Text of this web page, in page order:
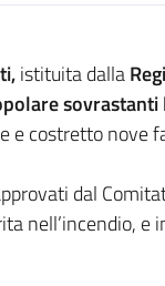
istituita dalla
sovrastanti
costretto nove
dal
nell’incendio,